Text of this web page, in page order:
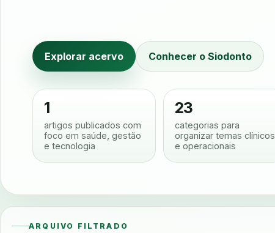
Explorar acervo Conhecer o Siodonto
1
artigos publicados com
foco em saúde, gestão
e tecnologia
23
categorias para
organizar temas clínicos
e operacionais
ARQUIVO FILTRADO